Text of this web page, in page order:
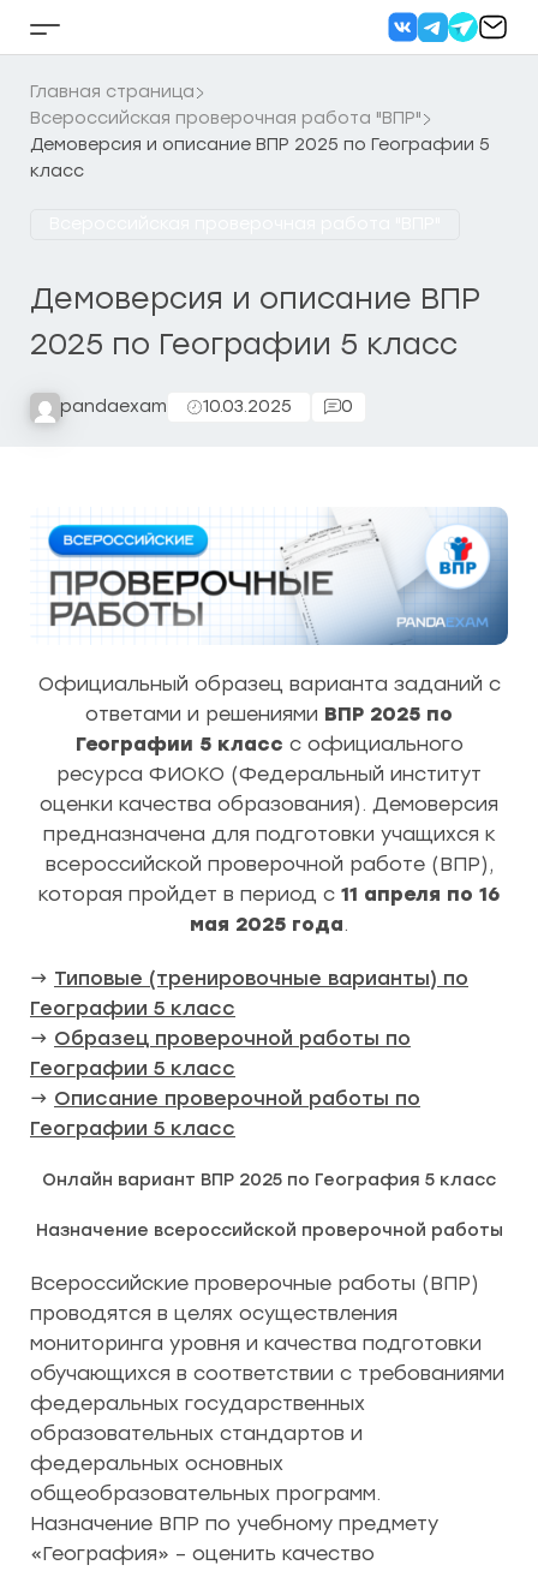
Кнопка
бокового
меню
Главная страница
Всероссийская проверочная работа "ВПР"
Демоверсия и описание ВПР 2025 по Географии 5
класс
Демоверсия и описание ВПР
2025 по Географии 5 класс
pandaexam 10.03.2025 0
Официальный образец варианта заданий с
ответами и решениями ВПР 2025 по
Географии 5 класс с официального
ресурса ФИОКО (Федеральный институт
оценки качества образования). Демоверсия
предназначена для подготовки учащихся к
всероссийской проверочной работе (ВПР),
которая пройдет в период с 11 апреля по 16
мая 2025 года.
→ Типовые (тренировочные варианты) по
Географии 5 класс
→ Образец проверочной работы по
Географии 5 класс
→ Описание проверочной работы по
Географии 5 класс
Онлайн вариант ВПР 2025 по География 5 класс
Назначение всероссийской проверочной работы
Всероссийские проверочные работы (ВПР)
проводятся в целях осуществления
мониторинга уровня и качества подготовки
обучающихся в соответствии с требованиями
федеральных государственных
образовательных стандартов и
федеральных основных
общеобразовательных программ.
Назначение ВПР по учебному предмету
«География» – оценить качество